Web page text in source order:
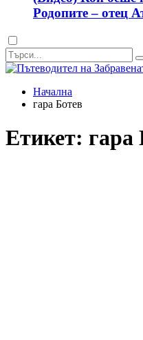
Родопите – отец
Dark
mode
Начална
гара Ботев
Етикет: гара